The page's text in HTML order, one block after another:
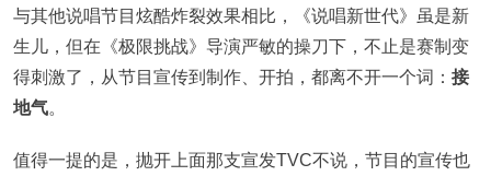
与其他说唱节目炫酷炸裂效果相比，《说唱新世代》虽是新
生儿，但在《极限挑战》导演严敏的操刀下，不止是赛制变
得刺激了，从节目宣传到制作、开拍，都离不开一个词： 接
地气。
值得一提的是，抛开上面那支宣发TVC不说，节目的宣传也